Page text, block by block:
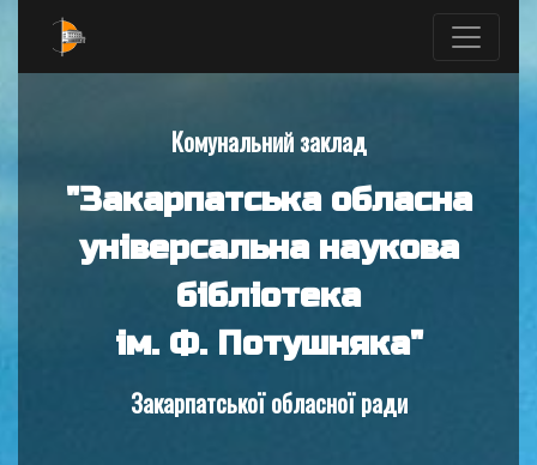
Комунальний заклад
"Закарпатська обласна
універсальна наукова
бібліотека
ім. Ф. Потушняка"
Закарпатської обласної ради